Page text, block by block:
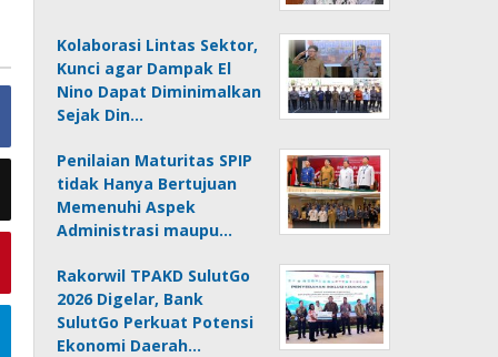
Kolaborasi Lintas Sektor,
Kunci agar Dampak El
Nino Dapat Diminimalkan
Sejak Din…
Penilaian Maturitas SPIP
tidak Hanya Bertujuan
Memenuhi Aspek
Administrasi maupu…
Rakorwil TPAKD SulutGo
2026 Digelar, Bank
SulutGo Perkuat Potensi
Ekonomi Daerah…